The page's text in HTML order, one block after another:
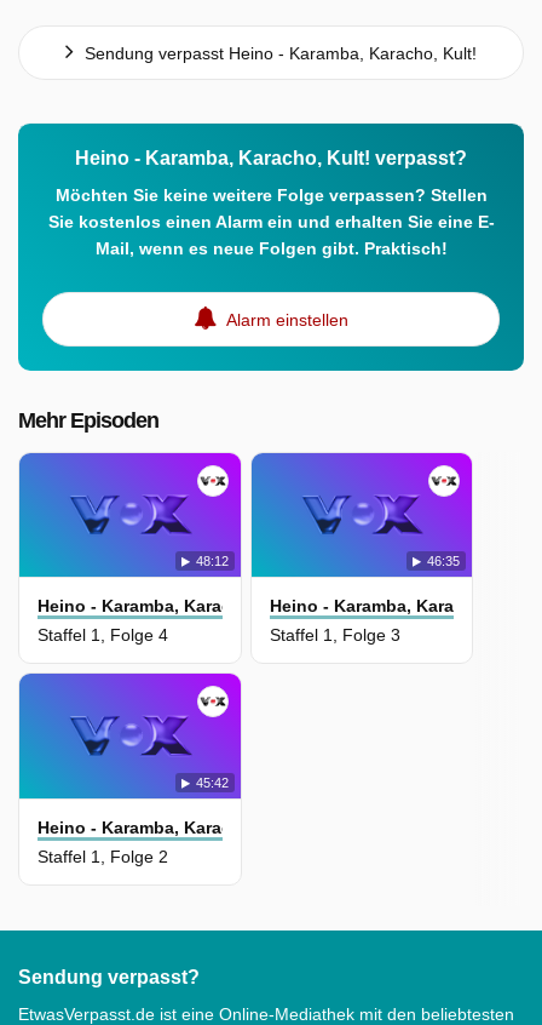
Sendung verpasst Heino - Karamba, Karacho, Kult!
Heino - Karamba, Karacho, Kult! verpasst?
Möchten Sie keine weitere Folge verpassen? Stellen
Sie kostenlos einen Alarm ein und erhalten Sie eine E-
Mail, wenn es neue Folgen gibt. Praktisch!
Alarm einstellen
Mehr Episoden
48:12
Heino - Karamba, Karacho, Kult!
Staffel 1, Folge 4
46:35
Heino - Karamba, Karacho, Kult!
Staffel 1, Folge 3
45:42
Heino - Karamba, Karacho, Kult!
Staffel 1, Folge 2
Sendung verpasst?
EtwasVerpasst.de ist eine Online-Mediathek mit den beliebtesten